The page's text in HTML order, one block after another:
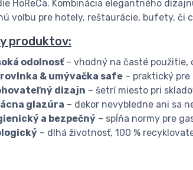
HoReCa. Kombinácia elegantného
voľbu pre hotely, reštaurácie, bufety, či
produktov:
odolnosť– vhodný na časté použitie,
& umývačka safe – praktický
dizajn – šetrí miesto pri
glazúra – dekor nevybledne ani sa
a bezpečný – spĺňa normy pre
– dlhá životnosť, 100 %